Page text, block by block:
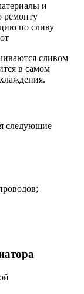
и
ремонту
по сливу
сливом
в самом
следующие